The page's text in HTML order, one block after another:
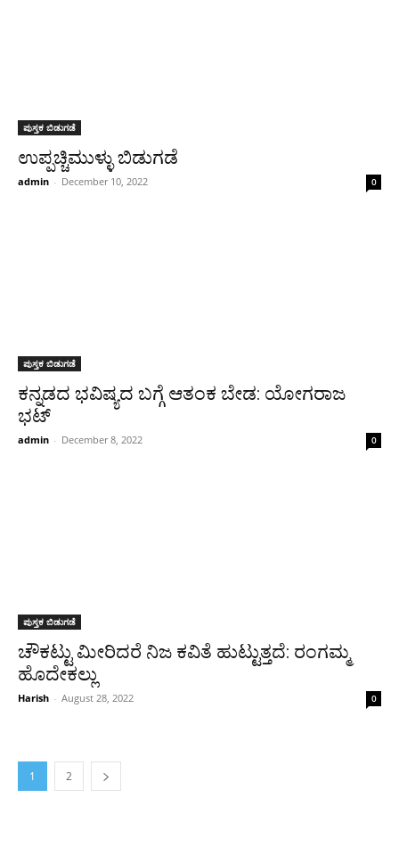
ಪುಸ್ತಕ ಬಿಡುಗಡೆ
ಉಪ್ಪಚ್ಚಿಮುಳ್ಳು ಬಿಡುಗಡೆ
admin - December 10, 2022 0
ಪುಸ್ತಕ ಬಿಡುಗಡೆ
ಕನ್ನಡದ ಭವಿಷ್ಯದ ಬಗ್ಗೆ ಆತಂಕ ಬೇಡ: ಯೋಗರಾಜ
ಭಟ್
admin - December 8, 2022 0
ಪುಸ್ತಕ ಬಿಡುಗಡೆ
ಚೌಕಟ್ಟು ಮೀರಿದರೆ ನಿಜ ಕವಿತೆ ಹುಟ್ಟುತ್ತದೆ: ರಂಗಮ್ಮ
ಹೊದೇಕಲ್ಲು
Harish - August 28, 2022 0
1 2